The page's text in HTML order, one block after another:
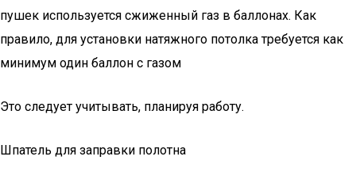
пушек используется сжиженный газ в баллонах. Как
правило, для установки натяжного потолка требуется как
минимум один баллон с газом
Это следует учитывать, планируя работу.
Шпатель для заправки полотна